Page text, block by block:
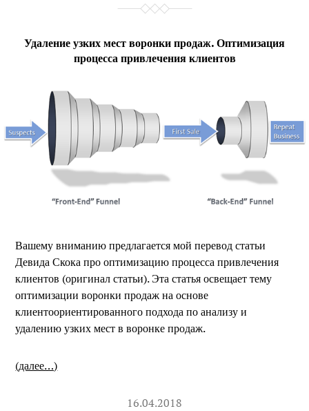
Удаление узких мест воронки продаж. Оптимизация
процесса привлечения клиентов
Вашему вниманию предлагается мой перевод статьи
Девида Скока про оптимизацию процесса привлечения
клиентов (оригинал статьи). Эта статья освещает тему
оптимизации воронки продаж на основе
клиентоориентированного подхода по анализу и
удалению узких мест в воронке продаж.
(далее…)
16.04.2018